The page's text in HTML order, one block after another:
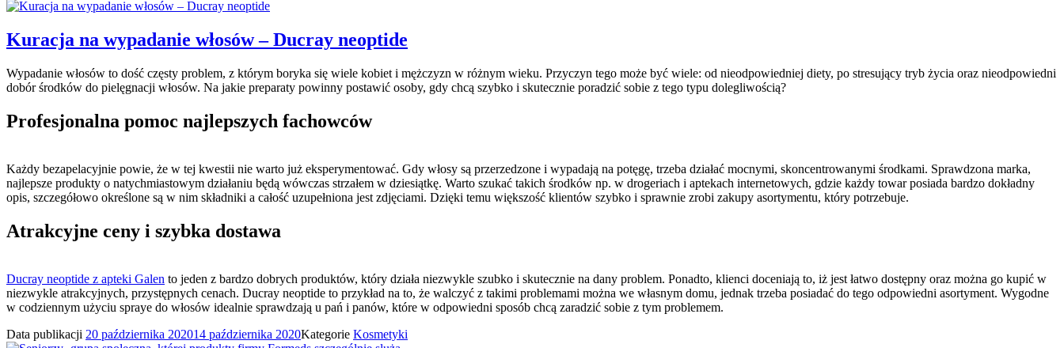
Kuracja na wypadanie włosów – Ducray neoptide
Wypadanie włosów to dość częsty problem, z którym boryka się wiele kobiet i mężczyzn w różnym wieku. Przyczyn tego może być wiele: od nieodpowiedniej diety, po stresujący tryb życia oraz nieodpowiedni
dobór środków do pielęgnacji włosów. Na jakie preparaty powinny postawić osoby, gdy chcą szybko i skutecznie poradzić sobie z tego typu dolegliwością?
Profesjonalna pomoc najlepszych fachowców
Każdy bezapelacyjnie powie, że w tej kwestii nie warto już eksperymentować. Gdy włosy są przerzedzone i wypadają na potęgę, trzeba działać mocnymi, skoncentrowanymi środkami. Sprawdzona marka,
najlepsze produkty o natychmiastowym działaniu będą wówczas strzałem w dziesiątkę. Warto szukać takich środków np. w drogeriach i aptekach internetowych, gdzie każdy towar posiada bardzo dokładny
opis, szczegółowo określone są w nim składniki a całość uzupełniona jest zdjęciami. Dzięki temu większość klientów szybko i sprawnie zrobi zakupy asortymentu, który potrzebuje.
Atrakcyjne ceny i szybka dostawa
Ducray neoptide z apteki Galen to jeden z bardzo dobrych produktów, który działa niezwykle szubko i skutecznie na dany problem. Ponadto, klienci doceniają to, iż jest łatwo dostępny oraz można go kupić w
niezwykle atrakcyjnych, przystępnych cenach. Ducray neoptide to przykład na to, że walczyć z takimi problemami można we własnym domu, jednak trzeba posiadać do tego odpowiedni asortyment. Wygodne
w codziennym użyciu spraye do włosów idealnie sprawdzają u pań i panów, które w odpowiedni sposób chcą zaradzić sobie z tym problemem.
Data publikacji 20 października 202014 października 2020Kategorie Kosmetyki